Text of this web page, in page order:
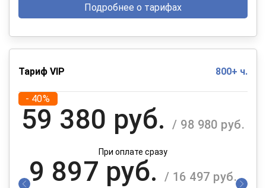
Подробнее о тарифах
Тариф VIP 800+ ч.
- 40%
59 380 руб. / 98 980 руб.
При оплате сразу
9 897 руб. / 16 497 руб.